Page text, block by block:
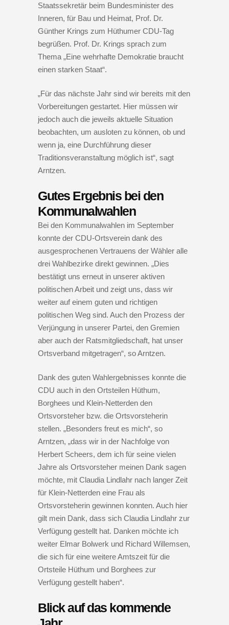
Staatssekretär beim Bundesminister des
Inneren, für Bau und Heimat, Prof. Dr.
Günther Krings zum Hüthumer CDU-Tag
begrüßen. Prof. Dr. Krings sprach zum
Thema „Eine wehrhafte Demokratie braucht
einen starken Staat“.
„Für das nächste Jahr sind wir bereits mit den
Vorbereitungen gestartet. Hier müssen wir
jedoch auch die jeweils aktuelle Situation
beobachten, um ausloten zu können, ob und
wenn ja, eine Durchführung dieser
Traditionsveranstaltung möglich ist“, sagt
Arntzen.
Gutes Ergebnis bei den
Kommunalwahlen
Bei den Kommunalwahlen im September
konnte der CDU-Ortsverein dank des
ausgesprochenen Vertrauens der Wähler alle
drei Wahlbezirke direkt gewinnen. „Dies
bestätigt uns erneut in unserer aktiven
politischen Arbeit und zeigt uns, dass wir
weiter auf einem guten und richtigen
politischen Weg sind. Auch den Prozess der
Verjüngung in unserer Partei, den Gremien
aber auch der Ratsmitgliedschaft, hat unser
Ortsverband mitgetragen“, so Arntzen.
Dank des guten Wahlergebnisses konnte die
CDU auch in den Ortsteilen Hüthum,
Borghees und Klein-Netterden den
Ortsvorsteher bzw. die Ortsvorsteherin
stellen. „Besonders freut es mich“, so
Arntzen, „dass wir in der Nachfolge von
Herbert Scheers, dem ich für seine vielen
Jahre als Ortsvorsteher meinen Dank sagen
möchte, mit Claudia Lindlahr nach langer Zeit
für Klein-Netterden eine Frau als
Ortsvorsteherin gewinnen konnten. Auch hier
gilt mein Dank, dass sich Claudia Lindlahr zur
Verfügung gestellt hat. Danken möchte ich
weiter Elmar Bolwerk und Richard Willemsen,
die sich für eine weitere Amtszeit für die
Ortsteile Hüthum und Borghees zur
Verfügung gestellt haben“.
Blick auf das kommende